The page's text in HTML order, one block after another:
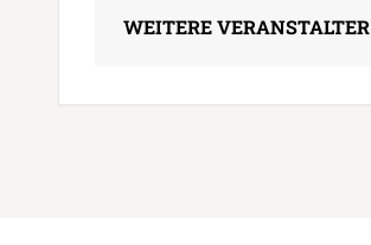
WEITERE VERANSTALTER